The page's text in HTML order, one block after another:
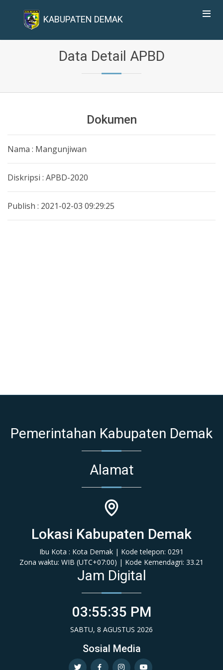
KABUPATEN DEMAK
Data Detail APBD
Dokumen
Nama : Mangunjiwan
Diskripsi : APBD-2020
Publish : 2021-02-03 09:29:25
Pemerintahan Kabupaten Demak
Alamat
Lokasi Kabupaten Demak
Ibu Kota : Kota Demak | Kode telepon: 0291
Zona waktu: WIB (‎UTC+07:00‎)‎ | Kode Kemendagri: 33.21
Jam Digital
03:55:35 PM
SABTU, 8 AGUSTUS 2026
Sosial Media